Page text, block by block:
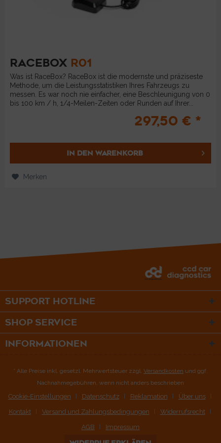
RACEBOX R01
Was ist RaceBox? RaceBox ist die modernste und präziseste
Methode, um die Leistungsstatistiken Ihres Fahrzeugs zu
messen. Es war noch nie einfacher, eine Beschleunigung von 0
bis 100 km / h, 1/4-Meilen-Zeiten oder Runden auf Ihrer...
297,50 € *
IN DEN WARENKORB
Merken
SUPPORT HOTLINE
SHOP SERVICE
INFORMATIONEN
* Alle Preise inkl. gesetzl. Mehrwertsteuer zzgl. Versandkosten und ggf.
Nachnahmegebühren, wenn nicht anders beschrieben
Cookie-Einstellungen Datenschutz Reklamation Über uns
Kontakt Versand und Zahlungsbedingungen Widerrufsrecht
AGB Impressum